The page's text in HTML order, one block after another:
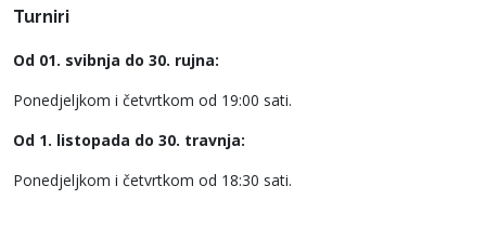
Turniri
Od 01. svibnja do 30. rujna:
Ponedjeljkom i četvrtkom od 19:00 sati.
Od 1. listopada do 30. travnja:
Ponedjeljkom i četvrtkom od 18:30 sati.